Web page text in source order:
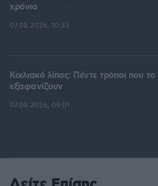
χρόνια
07.08.2026, 10:33
Κοιλιακό λίπος: Πέντε τρόποι που το
εξαφανίζουν
07.08.2026, 09:01